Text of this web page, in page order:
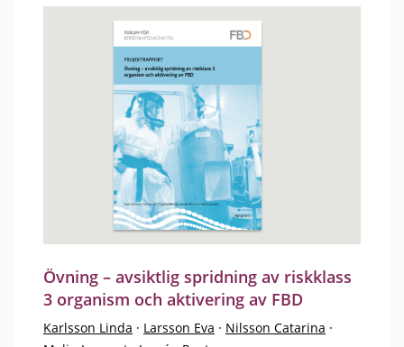
Övning – avsiktlig spridning av riskklass
3 organism och aktivering av FBD
Karlsson Linda · Larsson Eva · Nilsson Catarina ·